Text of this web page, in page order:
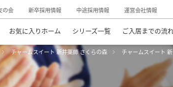
の会 新卒採用情報 中途採用情報 運営会社情報
お気に入りホーム シリーズ一覧 ご入居までの流
チャームスイート 新井薬師 さくらの森 チャームスイート